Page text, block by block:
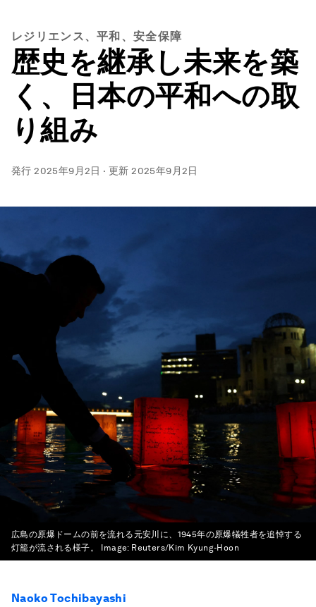
レジリエンス、平和、安全保障
歴史を継承し未来を築
く、日本の平和への取
り組み
発行2025年9月2日 ·更新2025年9月2日
広島の原爆ドームの前を流れる元安川に、1945年の原爆犠牲者を追悼する
灯籠が流される様子。
Image: Reuters/Kim Kyung-Hoon
Naoko Tochibayashi